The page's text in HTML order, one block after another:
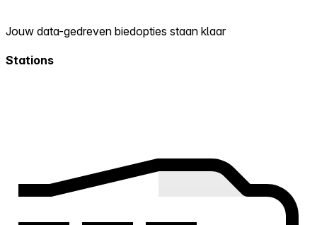
Jouw data-gedreven biedopties staan klaar
Stations